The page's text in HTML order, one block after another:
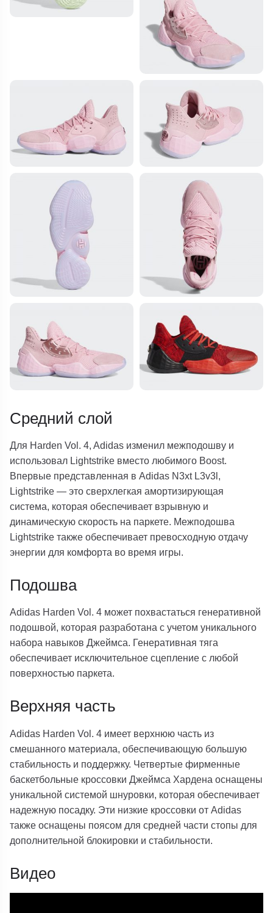
Средний слой
Для Harden Vol. 4, Adidas изменил межподошву и
использовал Lightstrike вместо любимого Boost.
Впервые представленная в Adidas N3xt L3v3l,
Lightstrike — это сверхлегкая амортизирующая
система, которая обеспечивает взрывную и
динамическую скорость на паркете. Межподошва
Lightstrike также обеспечивает превосходную отдачу
энергии для комфорта во время игры.
Подошва
Adidas Harden Vol. 4 может похвастаться генеративной
подошвой, которая разработана с учетом уникального
набора навыков Джеймса. Генеративная тяга
обеспечивает исключительное сцепление с любой
поверхностью паркета.
Верхняя часть
Adidas Harden Vol. 4 имеет верхнюю часть из
смешанного материала, обеспечивающую большую
стабильность и поддержку. Четвертые фирменные
баскетбольные кроссовки Джеймса Хардена оснащены
уникальной системой шнуровки, которая обеспечивает
надежную посадку. Эти низкие кроссовки от Adidas
также оснащены поясом для средней части стопы для
дополнительной блокировки и стабильности.
Видео